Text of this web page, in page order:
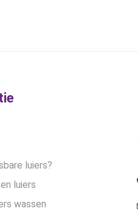
luiers?
luiers
wassen